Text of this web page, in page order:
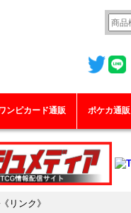
ンピカード通販 ポケカ通販
リンク》